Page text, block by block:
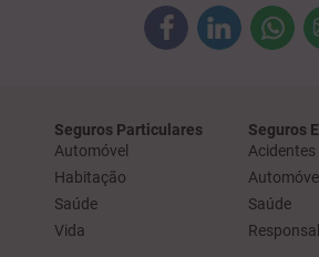
Seguros Particulares
Automóvel
Habitação
Saúde
Vida
Seguros
Acidentes
Saúde